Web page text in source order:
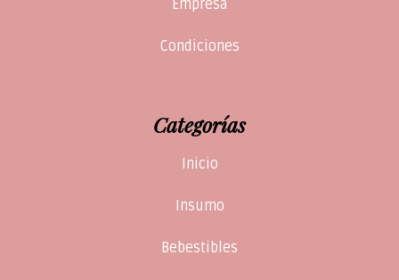
Empresa
Condiciones
Categorías
Inicio
Insumo
Bebestibles